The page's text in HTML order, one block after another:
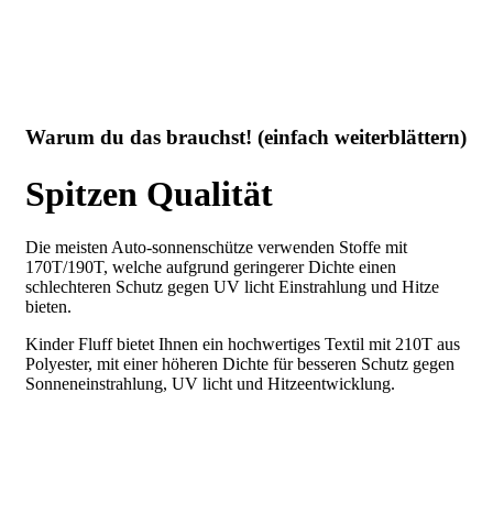
Warum du das brauchst! (einfach weiterblättern)
Spitzen Qualität
Die meisten Auto-sonnenschütze verwenden Stoffe mit
170T/190T, welche aufgrund geringerer Dichte einen
schlechteren Schutz gegen UV licht Einstrahlung und Hitze
bieten.
Kinder Fluff bietet Ihnen ein hochwertiges Textil mit 210T aus
Polyester, mit einer höheren Dichte für besseren Schutz gegen
Sonneneinstrahlung, UV licht und Hitzeentwicklung.